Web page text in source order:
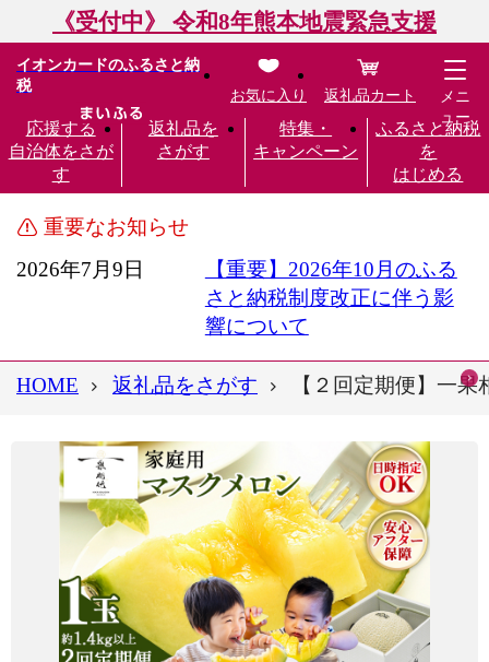
《受付中》 令和8年熊本地震緊急支援
イオンカードのふるさと納
税
応援する
自治体をさが
す
返礼品を
さがす
特集・
キャンペーン
ふるさと納税
を
はじめる
お気に入り 返礼品カート
メニ
ュー
重要なお知らせ
2026年7月9日
【重要】2026年10月のふる
さと納税制度改正に伴う影
響について
HOME 返礼品をさがす 【２回定期便】一